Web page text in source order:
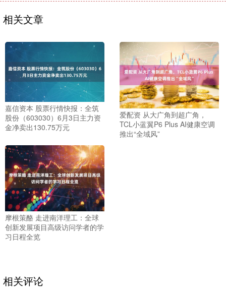
相关文章
嘉信资本 股票行情快报：全筑
股份（603030）6月3日主力资
金净卖出130.75万元
爱配资 从大广角到超广角，
TCL小蓝翼P6 Plus AI健康空调
推出“全域风”
摩根策酪 走进南洋理工：全球
创新发展项目高级访问学者的学
习日程全览
相关评论